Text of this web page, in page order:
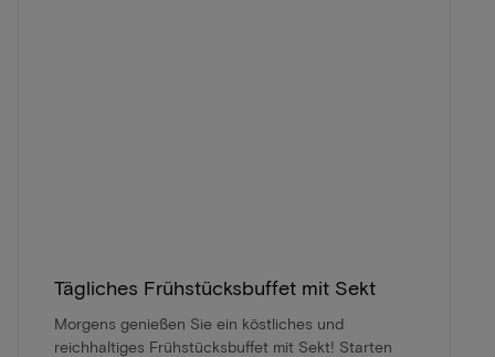
Tägliches Frühstücksbuffet mit Sekt
Morgens genießen Sie ein köstliches und
reichhaltiges Frühstücksbuffet mit Sekt! Starten